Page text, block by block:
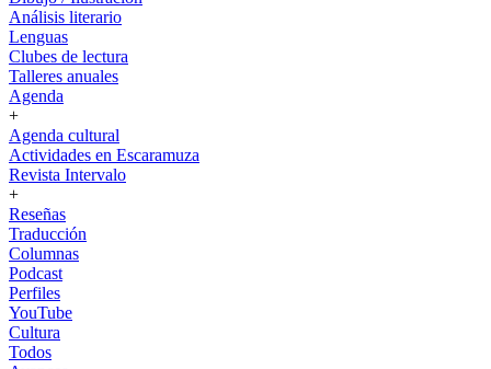
Análisis literario
Lenguas
Clubes de lectura
Talleres anuales
Agenda
+
Agenda cultural
Actividades en Escaramuza
Revista Intervalo
+
Reseñas
Traducción
Columnas
Podcast
Perfiles
YouTube
Cultura
Todos